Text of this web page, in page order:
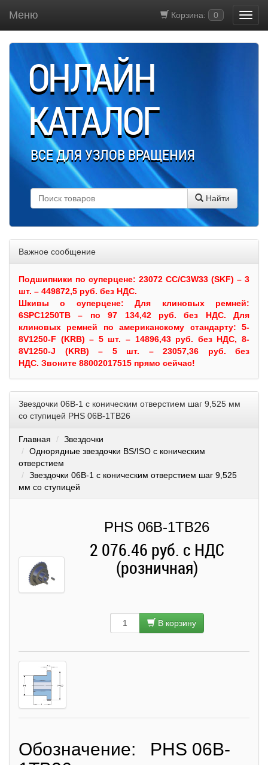
Корзина: 0
Меню
ОНЛАЙН
КАТАЛОГ
ВСЕ ДЛЯ УЗЛОВ ВРАЩЕНИЯ
Найти
Важное сообщение
Подшипники по суперцене: 23072 CC/C3W33 (SKF) – 3
шт. – 449872,5 руб. без НДС.
Шкивыо суперцене:Для клиновых ремней:
6SPC1250TB – по 97 134,42 руб. без НДС. Для
клиновых ремней по американскому стандарту: 5-
8V1250-F (KRB) – 5 шт. – 14896,43 руб. без НДС, 8-
8V1250-J (KRB) – 5 шт. – 23057,36 руб. без
НДС. Звоните 88002017515 прямо сейчас!
Звездочки 06B-1 с коническим отверстием шаг 9,525 мм
со ступицей PHS 06B-1TB26
Главная
Звездочки
Однорядные звездочки BS/ISO с коническим
отверстием
Звездочки 06B-1 с коническим отверстием шаг 9,525
мм со ступицей
PHS 06B-1TB26
2 076.46 руб. с НДС
(розничная)
В корзину
Обозначение: PHS 06B-